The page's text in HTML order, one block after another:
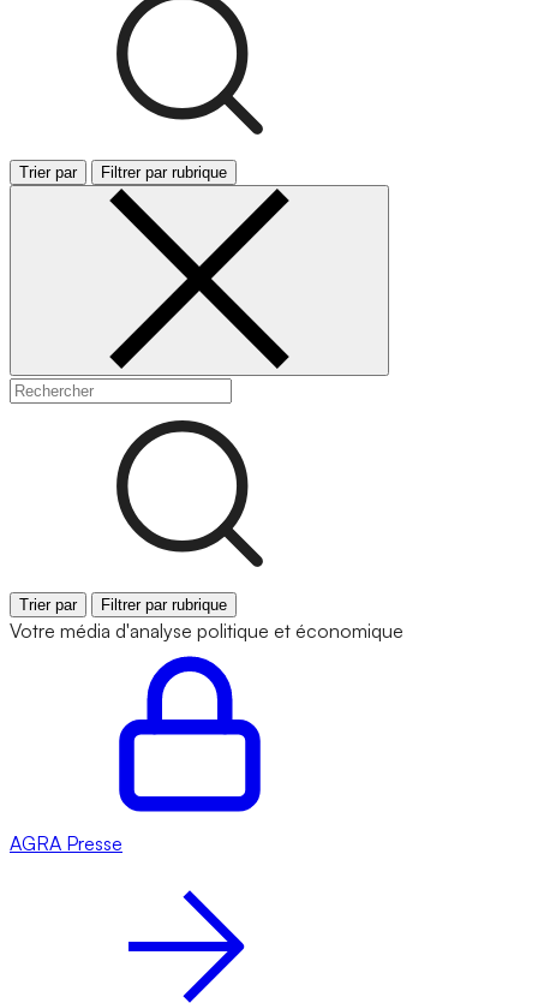
Trier par Filtrer par rubrique
Trier par Filtrer par rubrique
Votre média d'analyse politique et économique
AGRA Presse